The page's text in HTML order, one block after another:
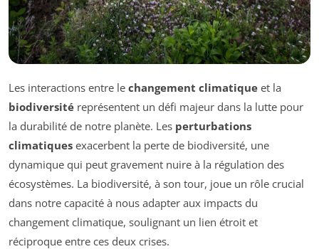
Les interactions entre le changement climatique et la
biodiversité représentent un défi majeur dans la lutte pour
la durabilité de notre planète. Les perturbations
climatiques exacerbent la perte de biodiversité, une
dynamique qui peut gravement nuire à la régulation des
écosystèmes. La biodiversité, à son tour, joue un rôle crucial
dans notre capacité à nous adapter aux impacts du
changement climatique, soulignant un lien étroit et
réciproque entre ces deux crises.